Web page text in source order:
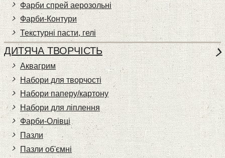
Фарби спрей аерозольні
Фарби-Контури
Текстурні пасти, гелі
ДИТЯЧА ТВОРЧІСТЬ
Аквагрим
Набори для творчості
Набори паперу/картону
Набори для ліплення
Фарби-Олівці
Пазли
Пазли об'ємні